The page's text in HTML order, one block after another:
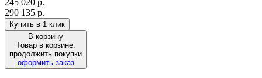
290 135 р.
Купить в 1 клик
В корзину
Товар в корзине.
продолжить покупки
оформить заказ